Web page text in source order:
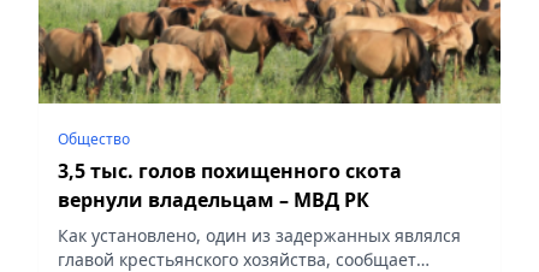
Общество
3,5 тыс. голов похищенного скота
вернули владельцам – МВД РК
Как установлено, один из задержанных являлся
главой крестьянского хозяйства, сообщает